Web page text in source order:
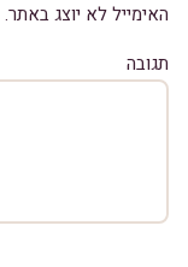
האימייל לא יוצג באתר.
תגובה